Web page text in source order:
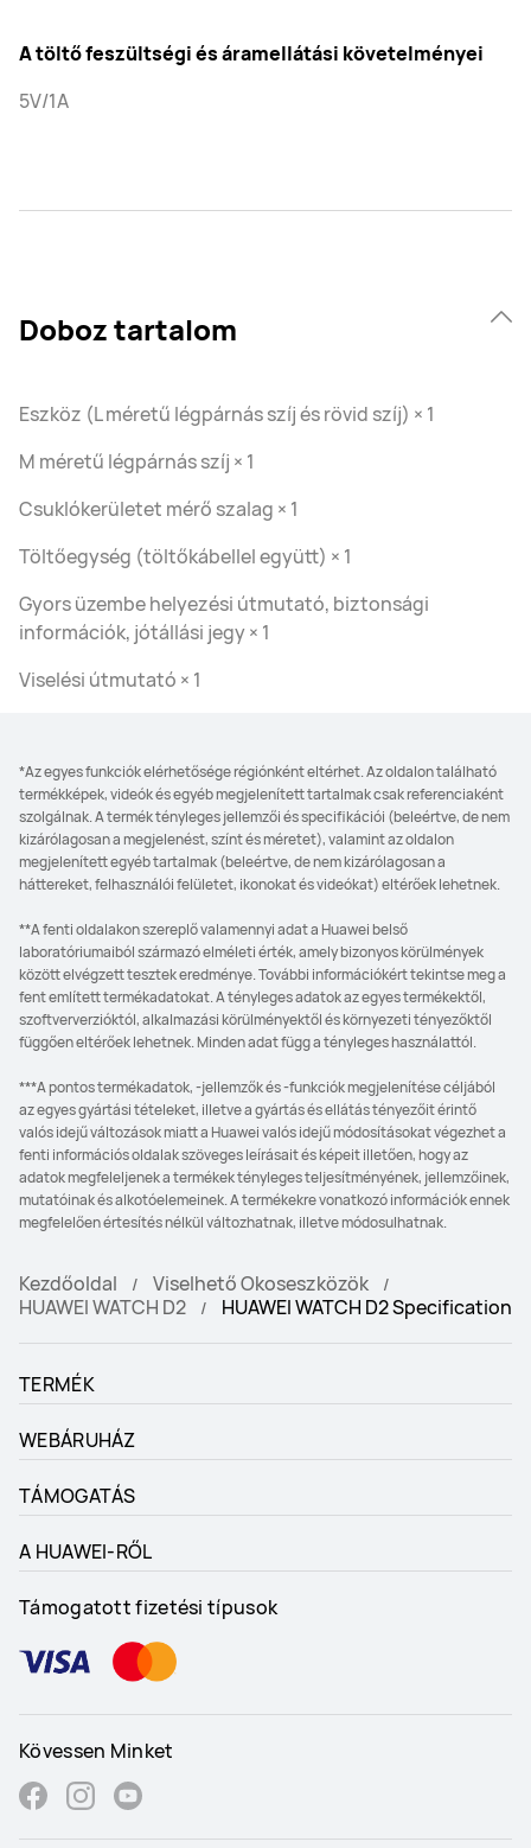
A töltő feszültségi és áramellátási követelményei
5V/1A
Doboz tartalom
Eszköz (L méretű légpárnás szíj és rövid szíj) × 1
M méretű légpárnás szíj × 1
Csuklókerületet mérő szalag × 1
Töltőegység (töltőkábellel együtt) × 1
Gyors üzembe helyezési útmutató, biztonsági
információk, jótállási jegy × 1
Viselési útmutató × 1
*Az egyes funkciók elérhetősége régiónként eltérhet. Az oldalon található
termékképek, videók és egyéb megjelenített tartalmak csak referenciaként
szolgálnak. A termék tényleges jellemzői és specifikációi (beleértve, de nem
kizárólagosan a megjelenést, színt és méretet), valamint az oldalon
megjelenített egyéb tartalmak (beleértve, de nem kizárólagosan a
háttereket, felhasználói felületet, ikonokat és videókat) eltérőek lehetnek.
**A fenti oldalakon szereplő valamennyi adat a Huawei belső
laboratóriumaiból származó elméleti érték, amely bizonyos körülmények
között elvégzett tesztek eredménye. További információkért tekintse meg a
fent említett termékadatokat. A tényleges adatok az egyes termékektől,
szoftververzióktól, alkalmazási körülményektől és környezeti tényezőktől
függően eltérőek lehetnek. Minden adat függ a tényleges használattól.
***A pontos termékadatok, -jellemzők és -funkciók megjelenítése céljából
az egyes gyártási tételeket, illetve a gyártás és ellátás tényezőit érintő
valós idejű változások miatt a Huawei valós idejű módosításokat végezhet a
fenti információs oldalak szöveges leírásait és képeit illetően, hogy az
adatok megfeleljenek a termékek tényleges teljesítményének, jellemzőinek,
mutatóinak és alkotóelemeinek. A termékekre vonatkozó információk ennek
megfelelően értesítés nélkül változhatnak, illetve módosulhatnak.
Kezdőoldal
Viselhető Okoseszközök
HUAWEI WATCH D2
HUAWEI WATCH D2 Specification
TERMÉK
WEBÁRUHÁZ
TÁMOGATÁS
A HUAWEI-RŐL
Támogatott fizetési típusok
Kövessen Minket